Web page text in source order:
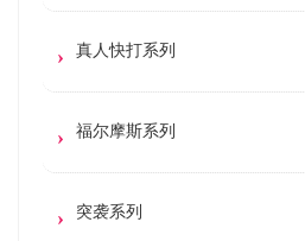
真人快打系列
福尔摩斯系列
突袭系列